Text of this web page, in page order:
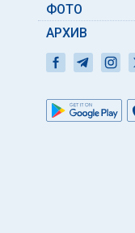
ФОТО
АРХИВ